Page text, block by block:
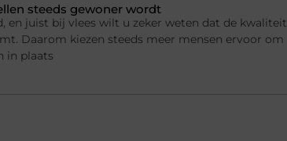
steeds gewoner wordt
en juist bij vlees wilt u zeker weten dat de kwaliteit
Daarom kiezen steeds meer mensen ervoor om
in plaats